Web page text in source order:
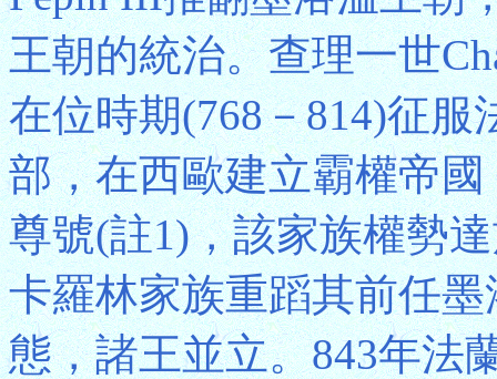
王朝的統治。查理一世
在位時期(768－814)征
部，在西歐建立霸權帝
尊號(註1)，該家族權勢
卡羅林家族重蹈其前任
態，諸王並立。843年法